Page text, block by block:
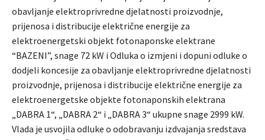
obavljanje elektroprivredne djelatnosti proizvodnje,
prijenosa i distribucije električne energije za
elektroenergetski objekt fotonaponske elektrane
“BAZENI”, snage 72 kW i Odluka o izmjeni i dopuni odluke o
dodjeli koncesije za obavljanje elektroprivredne djelatnosti
proizvodnje, prijenosa i distribucije električne energije za
elektroenergetske objekte fotonaponskih elektrana
„DABRA 1“, „DABRA 2“ i „DABRA 3“ ukupne snage 2999 kW.
Vlada je usvojila odluke o odobravanju izdvajanja sredstava